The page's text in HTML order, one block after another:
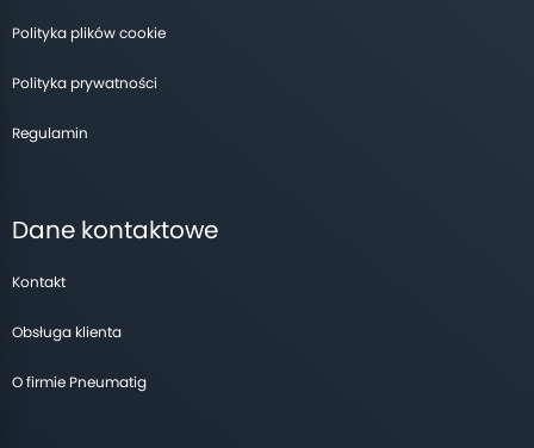
Polityka plików cookie
Polityka prywatności
Regulamin
Dane kontaktowe
Kontakt
Obsługa klienta
O firmie Pneumatig